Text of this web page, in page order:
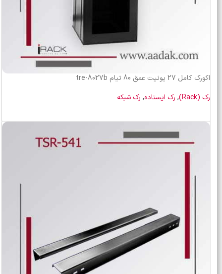
اکورک کامل 27 یونیت عمق 80 تیام tre-8027b
رک (Rack)
, رک ایستاده, رک شبکه